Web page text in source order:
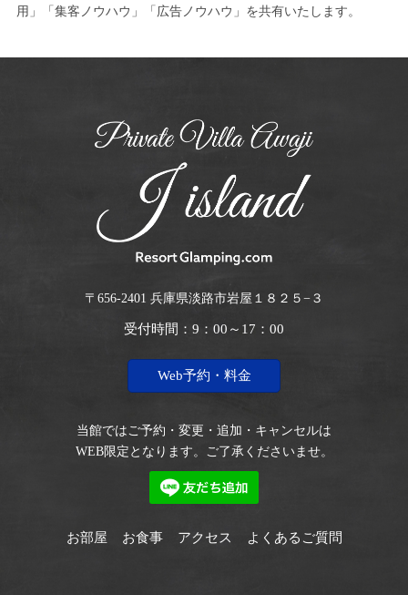
用」「集客ノウハウ」「広告ノウハウ」を共有いたします。
〒656-2401 兵庫県淡路市岩屋１８２５−３
受付時間：9：00～17：00
Web予約・料金
当館ではご予約・変更・追加・キャンセルは
WEB限定となります。ご了承くださいませ。
お部屋 お食事 アクセス よくあるご質問